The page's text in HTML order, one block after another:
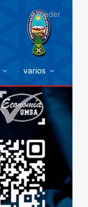
Acceder
varios